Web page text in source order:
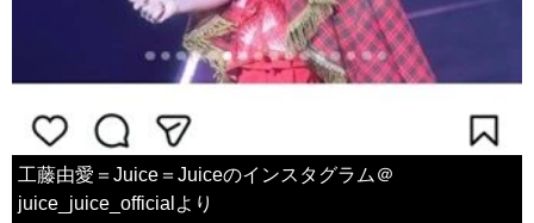
工藤由愛＝Juice＝Juiceのインスタグラム＠
juice_juice_officialより